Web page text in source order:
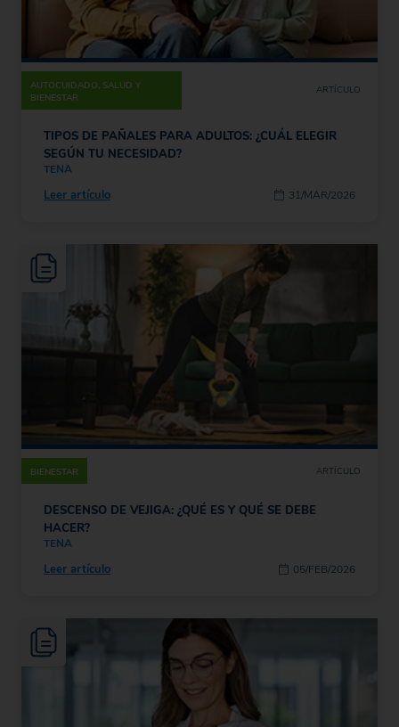
AUTOCUIDADO, SALUD Y
BIENESTAR
ARTÍCULO
TIPOS DE PAÑALES PARA ADULTOS: ¿CUÁL ELEGIR
SEGÚN TU NECESIDAD?
TENA
31/MAR/2026
Leer artículo
BIENESTAR ARTÍCULO
DESCENSO DE VEJIGA: ¿QUÉ ES Y QUÉ SE DEBE
HACER?
TENA
05/FEB/2026
Leer artículo